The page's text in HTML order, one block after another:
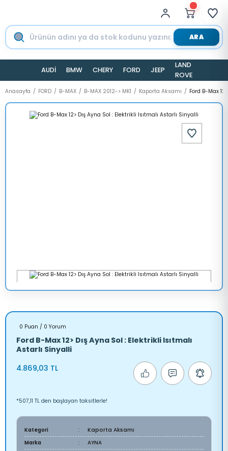
ARA
AUDİ BMW CHERY FORD JEEP
LAND
ROVER
Anasayfa FORD B-MAX B-MAX 2012-> MK1 Kaporta Aksamı Ford B-Max
0 Puan / 0 Yorum
Ford B-Max 12> Dış Ayna Sol : Elektrikli Isıtmalı
Astarlı Sinyalli
4.869,03 TL
*507,11 TL den başlayan taksitlerle!
Kategori
Kaporta Aksamı
Marka
AYNA